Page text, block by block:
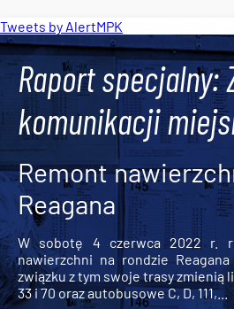
Tweets by AlertMPK
Raport specjalny:
komunikacji
Remont
Reagana
W sobotę 4 czerwca 2022 r.
nawierzchni na rondzie
związku z tym swoje trasy zmienią
33 i 70 oraz autobusowe C, D, 111,...